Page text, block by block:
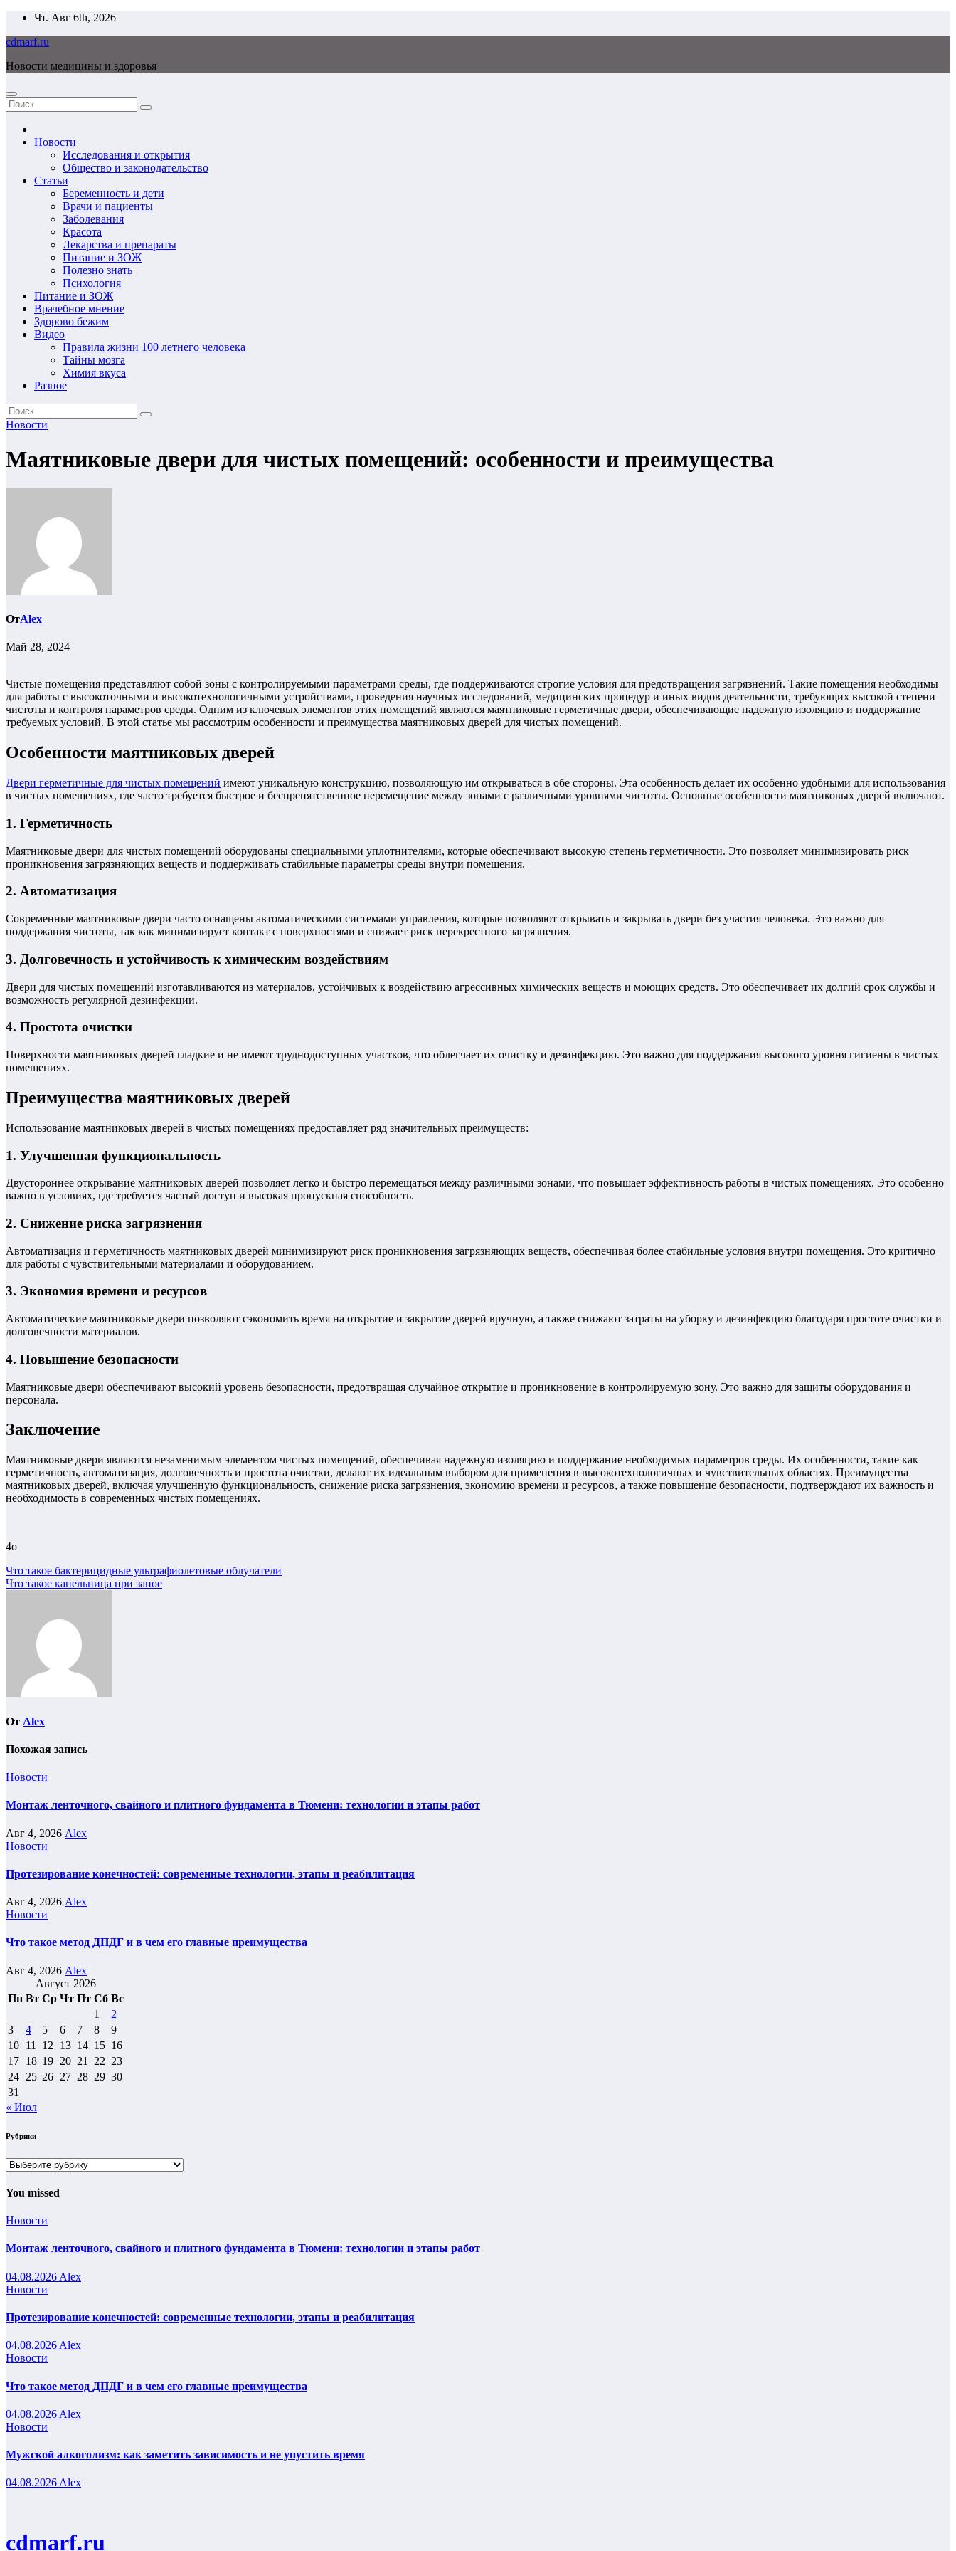
Перейти
содержимому
Чт. Авг 6th, 2026
cdmarf.ru
Новости медицины и здоровья
Новости
Исследования и открытия
Общество и законодательство
Статьи
Беременность и дети
Врачи и пациенты
Заболевания
Красота
Лекарства и препараты
Питание и ЗОЖ
Полезно знать
Психология
Питание и ЗОЖ
Врачебное мнение
Здорово бежим
Видео
Правила жизни 100 летнего человека
Тайны мозга
Химия вкуса
Разное
Новости
Маятниковые двери для чистых помещений: особенности и преимущества
ОтAlex
Май 28, 2024
Чистые помещения представляют собой зоны с контролируемыми параметрами среды, где поддерживаются строгие условия для предотвращения загрязнений. Такие помещения необходимы
для работы с высокоточными и высокотехнологичными устройствами, проведения научных исследований, медицинских процедур и иных видов деятельности, требующих высокой степени
чистоты и контроля параметров среды. Одним из ключевых элементов этих помещений являются маятниковые герметичные двери, обеспечивающие надежную изоляцию и поддержание
требуемых условий. В этой статье мы рассмотрим особенности и преимущества маятниковых дверей для чистых помещений.
Особенности маятниковых дверей
Двери герметичные для чистых помещений имеют уникальную конструкцию, позволяющую им открываться в обе стороны. Эта особенность делает их особенно удобными для использования
в чистых помещениях, где часто требуется быстрое и беспрепятственное перемещение между зонами с различными уровнями чистоты. Основные особенности маятниковых дверей включают.
1. Герметичность
Маятниковые двери для чистых помещений оборудованы специальными уплотнителями, которые обеспечивают высокую степень герметичности. Это позволяет минимизировать риск
проникновения загрязняющих веществ и поддерживать стабильные параметры среды внутри помещения.
2. Автоматизация
Современные маятниковые двери часто оснащены автоматическими системами управления, которые позволяют открывать и закрывать двери без участия человека. Это важно для
поддержания чистоты, так как минимизирует контакт с поверхностями и снижает риск перекрестного загрязнения.
3. Долговечность и устойчивость к химическим воздействиям
Двери для чистых помещений изготавливаются из материалов, устойчивых к воздействию агрессивных химических веществ и моющих средств. Это обеспечивает их долгий срок службы и
возможность регулярной дезинфекции.
4. Простота очистки
Поверхности маятниковых дверей гладкие и не имеют труднодоступных участков, что облегчает их очистку и дезинфекцию. Это важно для поддержания высокого уровня гигиены в чистых
помещениях.
Преимущества маятниковых дверей
Использование маятниковых дверей в чистых помещениях предоставляет ряд значительных преимуществ:
1. Улучшенная функциональность
Двустороннее открывание маятниковых дверей позволяет легко и быстро перемещаться между различными зонами, что повышает эффективность работы в чистых помещениях. Это особенно
важно в условиях, где требуется частый доступ и высокая пропускная способность.
2. Снижение риска загрязнения
Автоматизация и герметичность маятниковых дверей минимизируют риск проникновения загрязняющих веществ, обеспечивая более стабильные условия внутри помещения. Это критично
для работы с чувствительными материалами и оборудованием.
3. Экономия времени и ресурсов
Автоматические маятниковые двери позволяют сэкономить время на открытие и закрытие дверей вручную, а также снижают затраты на уборку и дезинфекцию благодаря простоте очистки и
долговечности материалов.
4. Повышение безопасности
Маятниковые двери обеспечивают высокий уровень безопасности, предотвращая случайное открытие и проникновение в контролируемую зону. Это важно для защиты оборудования и
персонала.
Заключение
Маятниковые двери являются незаменимым элементом чистых помещений, обеспечивая надежную изоляцию и поддержание необходимых параметров среды. Их особенности, такие как
герметичность, автоматизация, долговечность и простота очистки, делают их идеальным выбором для применения в высокотехнологичных и чувствительных областях. Преимущества
маятниковых дверей, включая улучшенную функциональность, снижение риска загрязнения, экономию времени и ресурсов, а также повышение безопасности, подтверждают их важность и
необходимость в современных чистых помещениях.
4o
Навигация
по
Что такое бактерицидные ультрафиолетовые облучатели
Что такое капельница при запое
От Alex
Похожая запись
Новости
Монтаж ленточного, свайного и плитного фундамента в Тюмени: технологии и этапы работ
Авг 4, 2026 Alex
Новости
Протезирование конечностей: современные технологии, этапы и реабилитация
Авг 4, 2026 Alex
Новости
Что такое метод ДПДГ и в чем его главные преимущества
Авг 4, 2026 Alex
Август 2026
Пн Вт Ср Чт Пт Сб Вс
1
2
3
4 5 6 7 8
9
10 11 12 13 14 15 16
17 18 19 20 21 22 23
24 25 26 27 28 29 30
31
« Июл
Рубрики
Рубрики
You missed
Новости
Монтаж ленточного, свайного и плитного фундамента в Тюмени: технологии и этапы работ
04.08.2026 Alex
Новости
Протезирование конечностей: современные технологии, этапы и реабилитация
04.08.2026 Alex
Новости
Что такое метод ДПДГ и в чем его главные преимущества
04.08.2026 Alex
Новости
Мужской алкоголизм: как заметить зависимость и не упустить время
04.08.2026 Alex
cdmarf.ru